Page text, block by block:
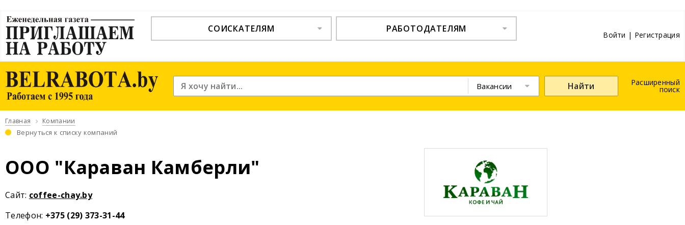
СОИСКАТЕЛЯМ РАБОТОДАТЕЛЯМ
Войти | Регистрация
Вакансии Найти Расширенный
поиск
Главная Компании
Вернуться к списку компаний
ООО "Караван Камберли"
Cайт: coffee-chay.by
Телефон: +375 (29) 373-31-44